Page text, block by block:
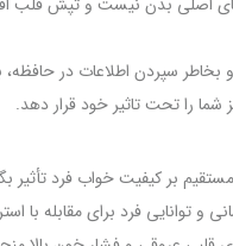
سپردن اطلاعات در
را تحت تاثیر خود قرار دهد.
بر کیفیت خواب فرد تأثیر
توانایی فرد برای مقابله با